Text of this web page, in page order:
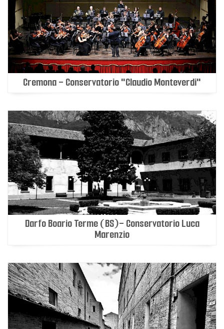
Cremona - Conservatorio "Claudio Monteverdi"
Darfo Boario Terme (BS)- Conservatorio Luca
Marenzio